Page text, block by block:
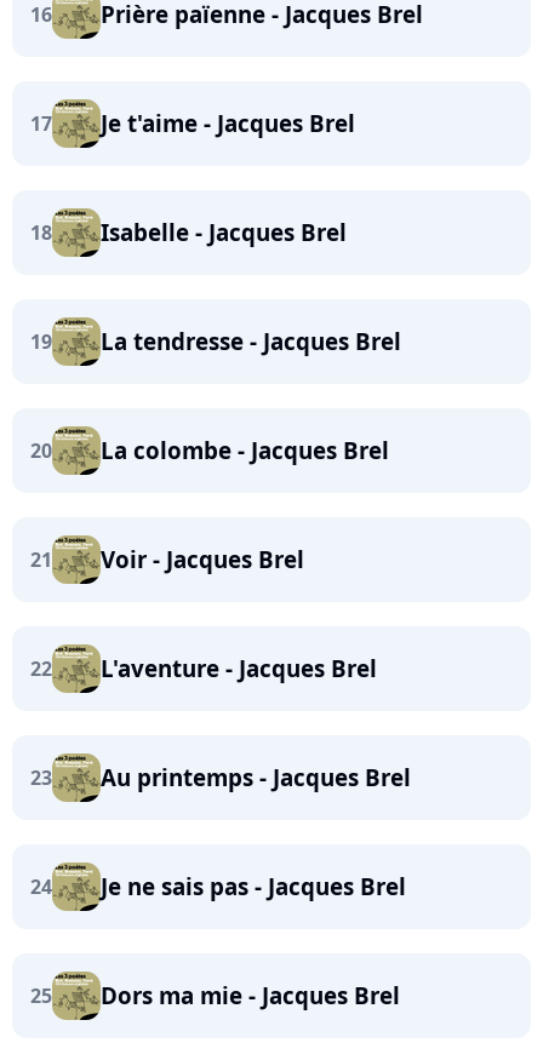
16 Prière païenne - Jacques Brel
17 Je t'aime - Jacques Brel
18 Isabelle - Jacques Brel
19 La tendresse - Jacques Brel
20 La colombe - Jacques Brel
21 Voir - Jacques Brel
22 L'aventure - Jacques Brel
23 Au printemps - Jacques Brel
24 Je ne sais pas - Jacques Brel
25 Dors ma mie - Jacques Brel